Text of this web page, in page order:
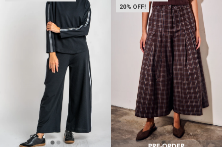
Talle
20
Talle